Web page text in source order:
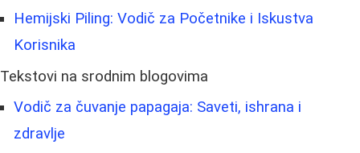
Hemijski Piling: Vodič za Početnike i Iskustva
Korisnika
Tekstovi na srodnim blogovima
Vodič za čuvanje papagaja: Saveti, ishrana i
zdravlje